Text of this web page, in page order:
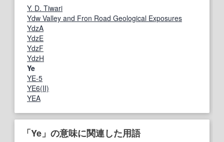
Y. D. Tiwari
Ydw Valley and Fron Road Geological Exposures
YdzA
YdzE
YdzF
YdzH
Ye
YE-5
YE6(II)
YEA
「Ye」の意味に関連した用語